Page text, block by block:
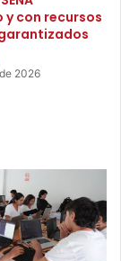
con recursos
2026